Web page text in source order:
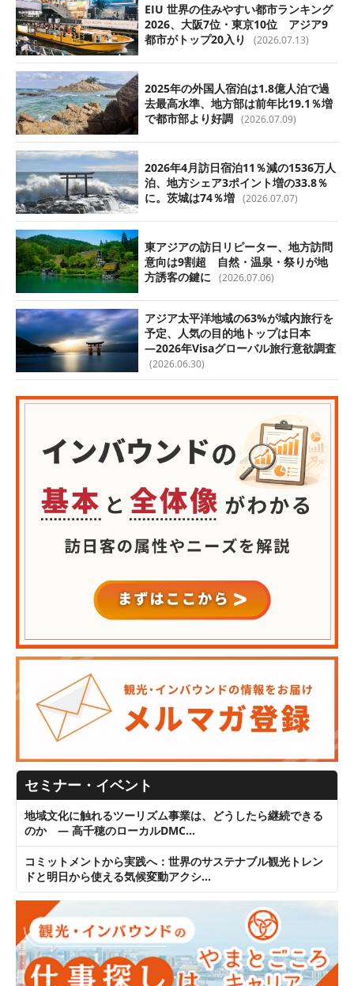
EIU 世界の住みやすい都市ランキング
2026、大阪7位・東京10位 アジア9
都市がトップ20入り
(2026.07.13)
2025年の外国人宿泊は1.8億人泊で過
去最高水準、地方部は前年比19.1％増
で都市部より好調 (2026.07.09)
2026年4月訪日宿泊11％減の1536万人
泊、地方シェア3ポイント増の33.8％
に。茨城は74％増 (2026.07.07)
東アジアの訪日リピーター、地方訪問
意向は9割超 自然・温泉・祭りが地
方誘客の鍵に
(2026.07.06)
アジア太平洋地域の63%が域内旅行を
予定、人気の目的地トップは日本
―2026年Visaグローバル旅行意欲調査
(2026.06.30)
セミナー・イベント
地域文化に触れるツーリズム事業は、どうしたら継続できる
のか ― 高千穂のローカルDMC…
コミットメントから実践へ：世界のサステナブル観光トレン
ドと明日から使える気候変動アクシ…